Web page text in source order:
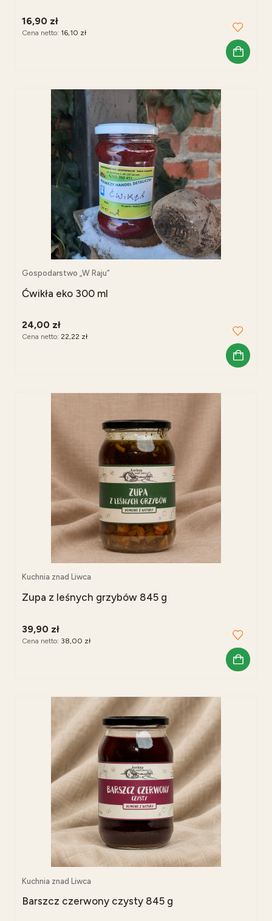
16,90 zł
Cena netto: 16,10 zł
Ćwikła eko 300 ml
Gospodarstwo „W Raju”
24,00 zł
Cena netto: 22,22 zł
Zupa z leśnych grzybów 845 g
Kuchnia znad Liwca
39,90 zł
Cena netto: 38,00 zł
Barszcz czerwony czysty 845 g
Kuchnia znad Liwca